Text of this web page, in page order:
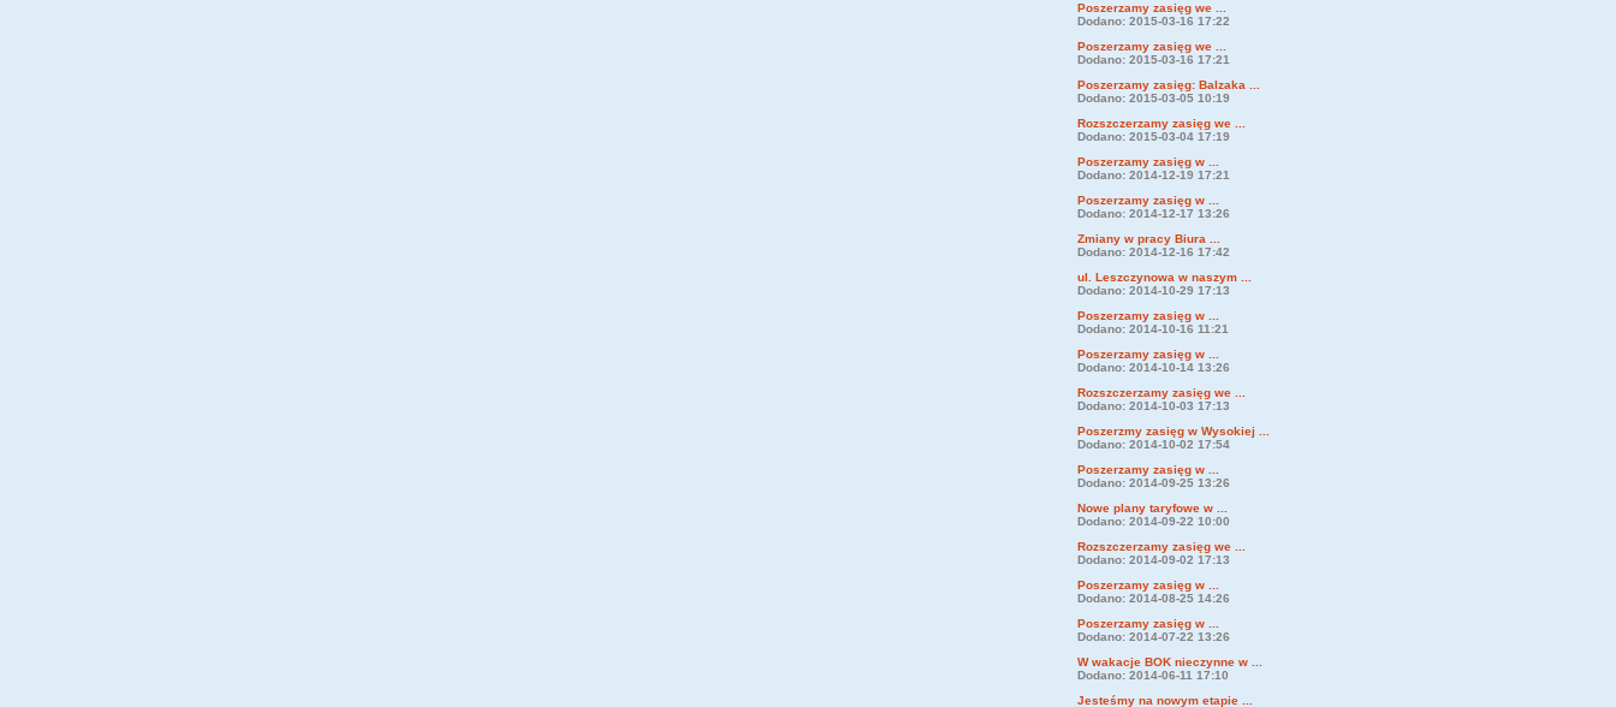
Poszerzamy zasięg we ...
Dodano: 2015-03-16 17:22
Poszerzamy zasięg we ...
Dodano: 2015-03-16 17:21
Poszerzamy zasięg: Balzaka ...
Dodano: 2015-03-05 10:19
Rozszczerzamy zasięg we ...
Dodano: 2015-03-04 17:19
Poszerzamy zasięg w ...
Dodano: 2014-12-19 17:21
Poszerzamy zasięg w ...
Dodano: 2014-12-17 13:26
Zmiany w pracy Biura ...
Dodano: 2014-12-16 17:42
ul. Leszczynowa w naszym ...
Dodano: 2014-10-29 17:13
Poszerzamy zasięg w ...
Dodano: 2014-10-16 11:21
Poszerzamy zasięg w ...
Dodano: 2014-10-14 13:26
Rozszczerzamy zasięg we ...
Dodano: 2014-10-03 17:13
Poszerzmy zasięg w Wysokiej ...
Dodano: 2014-10-02 17:54
Poszerzamy zasięg w ...
Dodano: 2014-09-25 13:26
Nowe plany taryfowe w ...
Dodano: 2014-09-22 10:00
Rozszczerzamy zasięg we ...
Dodano: 2014-09-02 17:13
Poszerzamy zasięg w ...
Dodano: 2014-08-25 14:26
Poszerzamy zasięg w ...
Dodano: 2014-07-22 13:26
W wakacje BOK nieczynne w ...
Dodano: 2014-06-11 17:10
Jesteśmy na nowym etapie ...